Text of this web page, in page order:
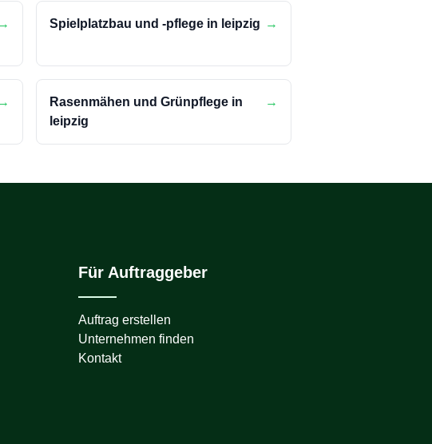
→ Spielplatzbau und -pflege in leipzig →
→
Rasenmähen und Grünpflege in
leipzig
→
Für Auftraggeber
Auftrag erstellen
Unternehmen finden
Kontakt